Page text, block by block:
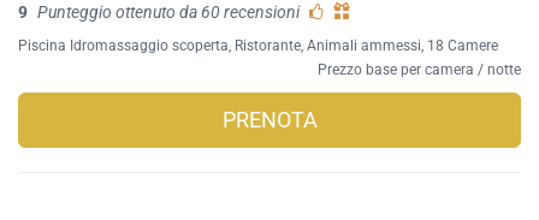
9 Punteggio ottenuto da 60 recensioni
Piscina Idromassaggio scoperta Ristorante Animali ammessi , 18 Camere
Prezzo base per camera / notte
PRENOTA